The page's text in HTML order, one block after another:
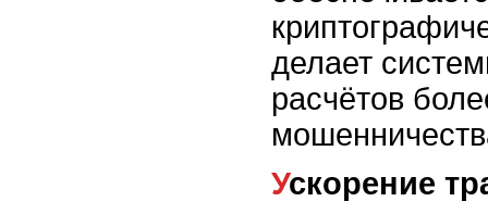
делает
расчётов
Ускорение